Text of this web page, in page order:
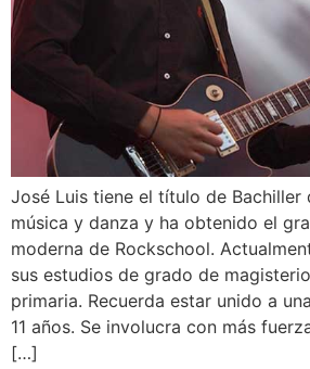
José Luis tiene el título de Bachiller
música y danza y ha obtenido el
moderna de Rockschool.
sus estudios de grado de
primaria. Recuerda estar unido a
11 años. Se involucra con más
[…]